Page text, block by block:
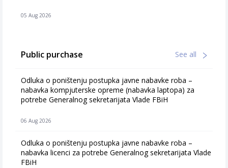
05 Aug 2026
Public purchase See all
Odluka o poništenju postupka javne nabavke roba –
nabavka kompjuterske opreme (nabavka laptopa) za
potrebe Generalnog sekretarijata Vlade FBiH
06 Aug 2026
Odluka o poništenju postupka javne nabavke roba –
nabavka licenci za potrebe Generalnog sekretarijata Vlade
FBiH